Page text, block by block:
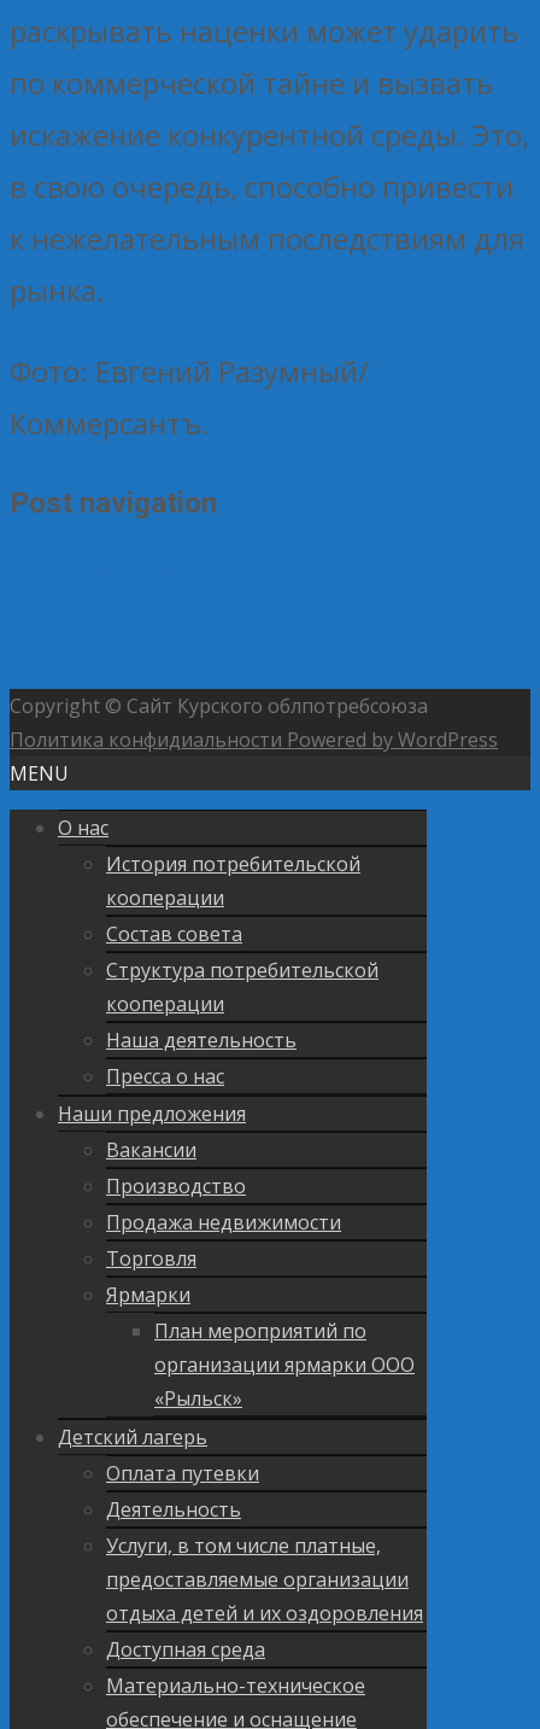
раскрывать наценки может ударить
по коммерческой тайне и вызвать
искажение конкурентной среды. Это,
в свою очередь, способно привести
к нежелательным последствиям для
рынка.
Фото: Евгений Разумный/
Коммерсантъ.
Post navigation
Copyright © Сайт Курского облпотребсоюза
Политика конфидиальности Powered by WordPress
MENU
О нас
История потребительской
кооперации
Состав совета
Структура потребительской
кооперации
Наша деятельность
Пресса о нас
Наши предложения
Вакансии
Производство
Продажа недвижимости
Торговля
Ярмарки
План мероприятий по
организации ярмарки ООО
«Рыльск»
Детский лагерь
Оплата путевки
Деятельность
Услуги, в том числе платные,
предоставляемые организации
отдыха детей и их оздоровления
Доступная среда
Материально-техническое
обеспечение и оснащение